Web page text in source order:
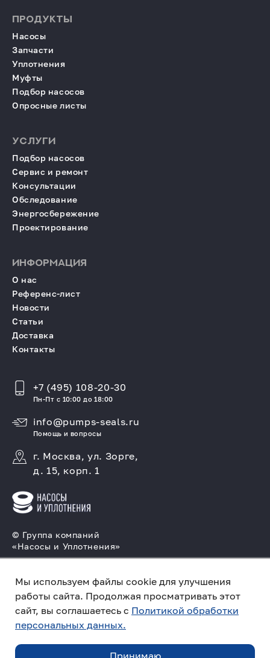
Мы используем файлы cookie для улучшения
работы сайта. Продолжая просматривать этот
сайт, вы соглашаетесь с Политикой обработки
персональных данных.
Принимаю
© Группа компаний
«Насосы и Уплотнения»
торцовых уплотнений
Политика конфиденциальности
Создано в компании
продвигать и продавать
ПРОДУКТЫ
Насосы
Запчасти
Уплотнения
Муфты
Подбор насосов
Опросные листы
УСЛУГИ
Подбор насосов
Сервис и ремонт
Консультации
Обследование
Энергосбережение
Проектирование
ИНФОРМАЦИЯ
О нас
Референс-лист
Новости
Статьи
Доставка
Контакты
+7 (495) 108-20-30
Пн-Пт с 10:00 до 18:00
info@pumps-seals.ru
Помощь и вопросы
г. Москва, ул. Зорге,
д. 15, корп. 1